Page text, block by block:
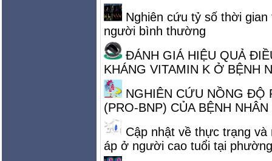
Nghiên cứu tỷ số thời
người bình thường
ĐÁNH GIÁ HIỆU QUẢ
KHÁNG VITAMIN K Ở BỆNH
NGHIÊN CỨU NỒNG ĐỘ
(PRO-BNP) CỦA BỆNH
Cập nhật về thực trạng
áp ở người cao tuổi tại